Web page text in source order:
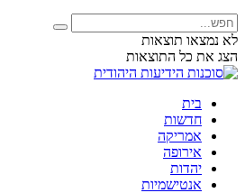
לא נמצאו תוצאות
הצג את כל התוצאות
בית
חדשות
אמריקה
אירופה
יהדות
אנטישמיות